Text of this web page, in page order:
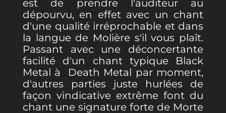
est de prendre l'auditeur au
dépourvu, en effet avec un chant
d'une qualité irréprochable et dans
la langue de Molière s'il vous plaît.
Passant avec une déconcertante
facilité d'un chant typique Black
Metal à Death Metal par moment,
d'autres parties juste hurlées de
façon vindicative extrême font du
chant une signature forte de Morte